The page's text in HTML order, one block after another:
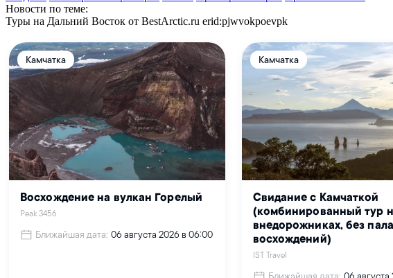
Новости по теме:
Туры на Дальний Восток от BestArctic.ru erid:pjwvokpoevpk